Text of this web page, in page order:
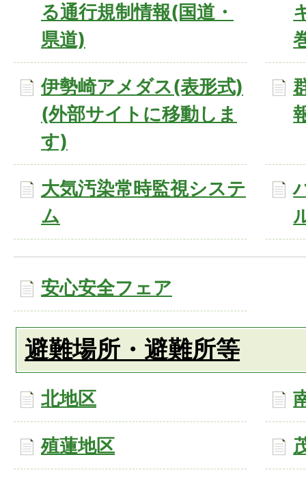
る通行規制情報(国道・
県道)
伊勢崎アメダス(表形式)
(外部サイトに移動しま
す)
大気汚染常時監視システ
ム
安心安全フェア
避難場所・避難所等
北地区
殖蓮地区